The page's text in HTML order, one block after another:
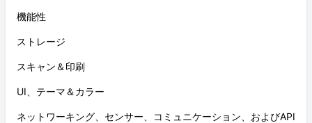
機能性
ストレージ
スキャン＆印刷
UI、テーマ＆カラー
ネットワーキング、センサー、コミュニケーション、およびAPI